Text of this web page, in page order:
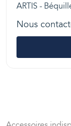
ARTIS -
Nous